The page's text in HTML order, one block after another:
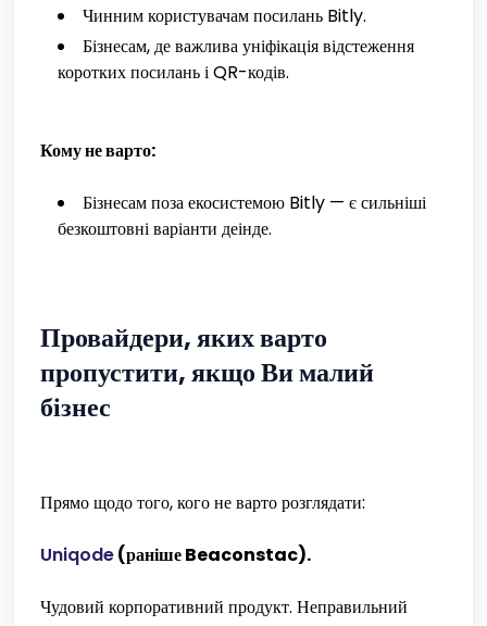
Чинним користувачам посилань Bitly.
Бізнесам, де важлива уніфікація відстеження
коротких посилань і QR-кодів.
Кому не варто:
Бізнесам поза екосистемою Bitly — є сильніші
безкоштовні варіанти деінде.
Провайдери, яких варто
пропустити, якщо Ви малий
бізнес
Прямо щодо того, кого не варто розглядати:
Uniqode(раніше Beaconstac).
Чудовий корпоративний продукт. Неправильний